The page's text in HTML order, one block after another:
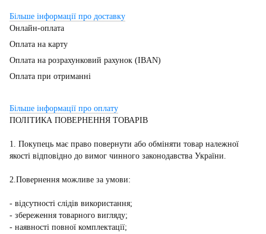
Більше інформації про доставку
Онлайн-оплата
Оплата на карту
Оплата на розрахунковий рахунок (IBAN)
Оплата при отриманні
Більше інформації про оплату
ПОЛІТИКА ПОВЕРНЕННЯ ТОВАРІВ
1. Покупець має право повернути або обміняти товар належної
якості відповідно до вимог чинного законодавства України.
2.Повернення можливе за умови:
- відсутності слідів використання;
- збереження товарного вигляду;
- наявності повної комплектації;